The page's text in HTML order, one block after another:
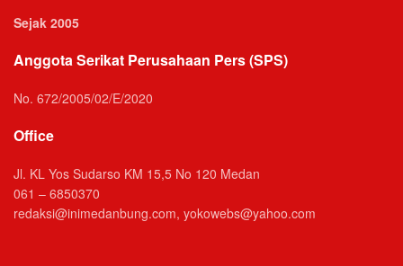
Sejak 2005
Anggota Serikat Perusahaan Pers (SPS)
No. 672/2005/02/E/2020
Office
Jl. KL Yos Sudarso KM 15,5 No 120 Medan
061 – 6850370
redaksi@inimedanbung.com, yokowebs@yahoo.com